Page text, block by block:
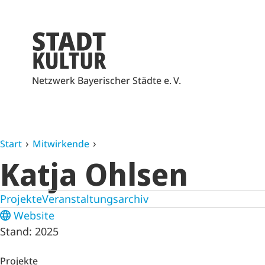
Netzwerk Bayerischer Städte e. V.
Start Mitwirkende
Katja Ohlsen
ProjekteVeranstaltungsarchiv
Website
Stand: 2025
Projekte